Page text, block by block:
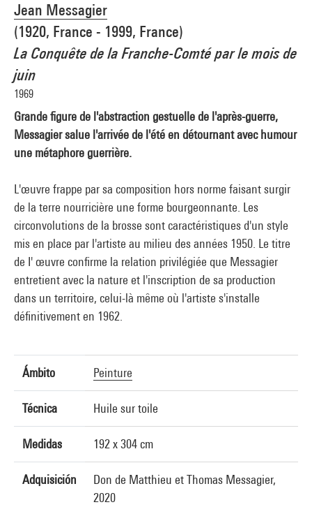
Jean Messagier
(1920, France - 1999, France)
La Conquête de la Franche-Comté par le mois de
juin
1969
Grande figure de l'abstraction gestuelle de l'après-guerre,
Messagier salue l'arrivée de l'été en détournant avec humour
une métaphore guerrière.
L'œuvre frappe par sa composition hors norme faisant surgir
de la terre nourricière une forme bourgeonnante. Les
circonvolutions de la brosse sont caractéristiques d'un style
mis en place par l'artiste au milieu des années 1950. Le titre
de I' œuvre confirme la relation privilégiée que Messagier
entretient avec la nature et l'inscription de sa production
dans un territoire, celui-là même où l'artiste s'installe
définitivement en 1962.
Ámbito Peinture
Técnica Huile sur toile
Medidas 192 x 304 cm
Adquisición
Don de Matthieu et Thomas Messagier,
2020
Créditos fotográficos : Centre Pompidou, MNAM-CCI/Audrey Laurans/Dist.
GrandPalaisRmn
Referencia de la imagen : 4Y01648
Difusión de la imagen :GrandPalaisRmnPhoto